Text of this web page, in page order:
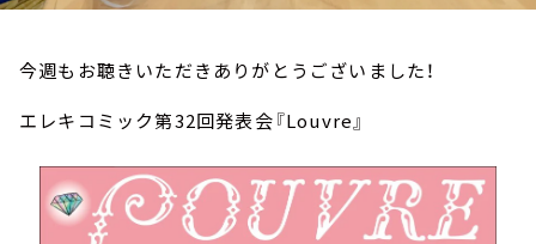
今週もお聴きいただきありがとうございました！
エレキコミック第32回発表会『Louvre』